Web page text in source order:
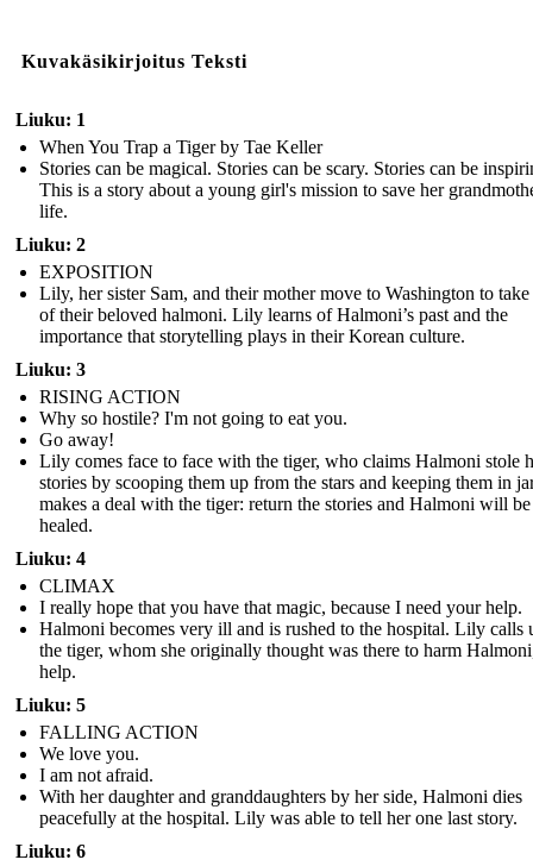
Kuvakäsikirjoitus Teksti
Liuku: 1
When You Trap a Tiger by Tae Keller
Stories can be magical. Stories can be scary. Stories can be
This is a story about a young girl's mission to save her
life.
Liuku: 2
EXPOSITION
Lily, her sister Sam, and their mother move to Washington to take
of their beloved halmoni. Lily learns of Halmoni’s past and the
importance that storytelling plays in their Korean culture.
Liuku: 3
RISING ACTION
Why so hostile? I'm not going to eat you.
Go away!
Lily comes face to face with the tiger, who claims Halmoni stole
stories by scooping them up from the stars and keeping them in
makes a deal with the tiger: return the stories and Halmoni will be
healed.
Liuku: 4
CLIMAX
I really hope that you have that magic, because I need your help.
Halmoni becomes very ill and is rushed to the hospital. Lily calls
the tiger, whom she originally thought was there to harm
help.
Liuku: 5
FALLING ACTION
We love you.
I am not afraid.
With her daughter and granddaughters by her side, Halmoni dies
peacefully at the hospital. Lily was able to tell her one last story.
Liuku: 6